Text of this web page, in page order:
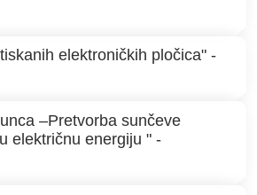
elektroničkih pločica" -
–Pretvorba sunčeve
električnu energiju " -